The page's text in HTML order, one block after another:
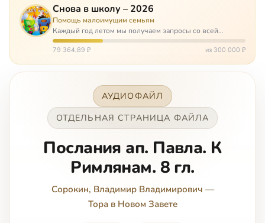
Снова в школу – 2026
Помощь малоимущим семьям
Каждый год летом мы получаем запросы со всей
России: помогите собраться в школу. Семьи с больными
детьми или родителями, семьи без пап или мам,
79 364,89 ₽ из 300 000 ₽
АУДИОФАЙЛ
ОТДЕЛЬНАЯ СТРАНИЦА ФАЙЛА
Послания ап. Павла. К
Римлянам. 8 гл.
Сорокин, Владимир Владимирович —
Тора в Новом Завете